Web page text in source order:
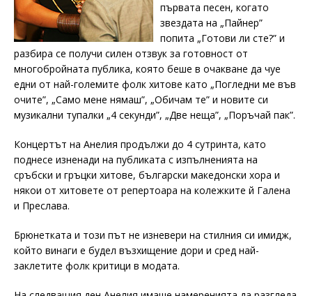
първата песен, когато
звездата на „Пайнер”
попита „Готови ли сте?” и
разбира се получи силен отзвук за готовност от
многобройната публика, която беше в очакване да чуе
едни от най-големите фолк хитове като „Погледни ме във
очите”, „Само мене нямаш”, „Обичам те” и новите си
музикални тупалки „4 секунди”, „Две неща”, „Поръчай пак”.
Концертът на Анелия продължи до 4 сутринта, като
поднесе изненади на публиката с изпълненията на
сръбски и гръцки хитове, български македонски хора и
някои от хитовете от репертоара на колежките й Галена
и Преслава.
Брюнетката и този път не изневери на стилния си имидж,
който винаги е будел възхищение дори и сред най-
заклетите фолк критици в модата.